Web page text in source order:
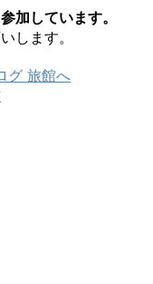
加しています。
します。